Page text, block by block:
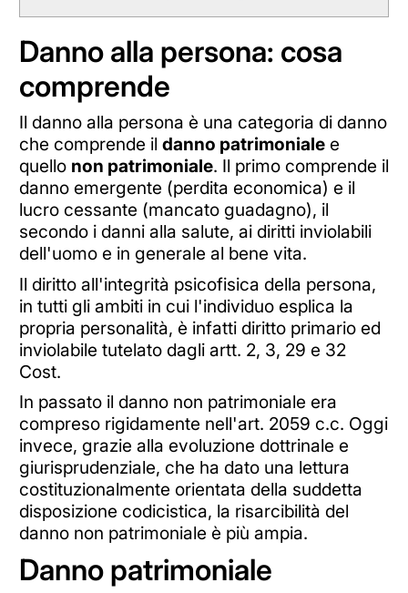
Danno alla persona: cosa
comprende
Il danno alla persona è una categoria di danno
che comprende il danno patrimonialee
quello non patrimoniale. Il primo comprende il
danno emergente (perdita economica) e il
lucro cessante (mancato guadagno), il
secondo i danni alla salute, ai diritti inviolabili
dell'uomo e in generale al bene vita.
Il diritto all'integrità psicofisica della persona,
in tutti gli ambiti in cui l'individuo esplica la
propria personalità, è infatti diritto primario ed
inviolabile tutelato dagli artt. 2, 3, 29 e 32
Cost.
In passato il danno non patrimoniale era
compreso rigidamente nell'art. 2059 c.c. Oggi
invece, grazie alla evoluzione dottrinale e
giurisprudenziale, che ha dato una lettura
costituzionalmente orientata della suddetta
disposizione codicistica, la risarcibilità del
danno non patrimoniale è più ampia.
Danno patrimoniale